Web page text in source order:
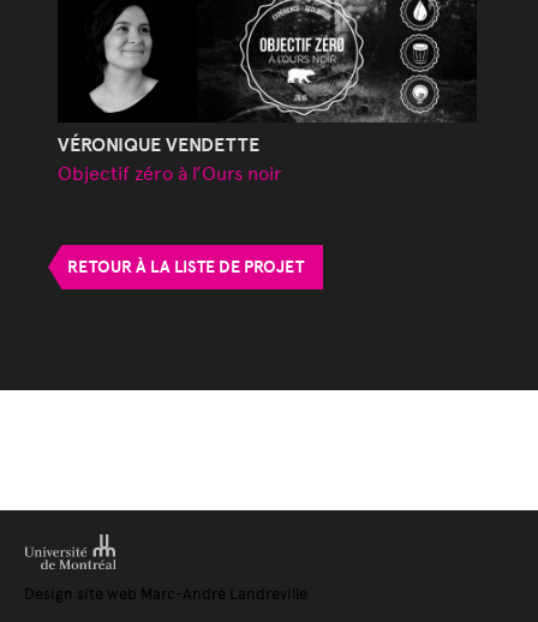
VÉRONIQUE VENDETTE
Objectif zéro à l’Ours noir
RETOUR À LA LISTE DE PROJET
Design site web Marc-André Landreville